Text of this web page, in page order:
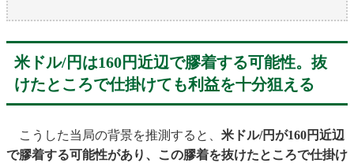
米ドル/円は160円近辺で膠着する可能性。抜
けたところで仕掛けても利益を十分狙える
こうした当局の背景を推測すると、 米ドル/円が160円近辺
で膠着する可能性があり、この膠着を抜けたところで仕掛け